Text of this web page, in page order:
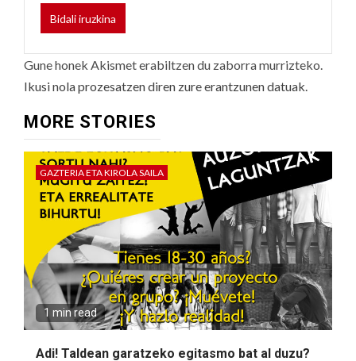
Gune honek Akismet erabiltzen du zaborra murrizteko.
Ikusi nola prozesatzen diren zure erantzunen datuak.
MORE STORIES
GAZTERIA ETA KIROLA SAILA
1 min read
Adi! Taldean garatzeko egitasmo bat al duzu?